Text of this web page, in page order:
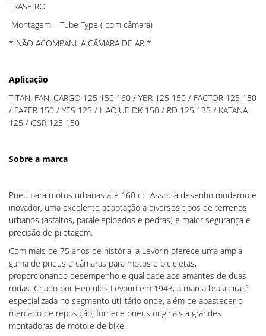
TRASEIRO
Montagem – Tube Type ( com câmara)
* NÃO ACOMPANHA CÂMARA DE AR *
Aplicação
TITAN, FAN, CARGO 125 150 160 / YBR 125 150 / FACTOR 125 150
/ FAZER 150 / YES 125 / HAOJUE DK 150 / RD 125 135 / KATANA
125 / GSR 125 150
Sobre a marca
Pneu para motos urbanas até 160 cc. Associa desenho moderno e
inovador, uma excelente adaptação a diversos tipos de terrenos
urbanos (asfaltos, paralelepípedos e pedras) e maior segurança e
precisão de pilotagem.
Com mais de 75 anos de história, a Levorin oferece uma ampla
gama de pneus e câmaras para motos e bicicletas,
proporcionando desempenho e qualidade aos amantes de duas
rodas. Criado por Hercules Levorin em 1943, a marca brasileira é
especializada no segmento utilitário onde, além de abastecer o
mercado de reposição, fornece pneus originais a grandes
montadoras de moto e de bike.